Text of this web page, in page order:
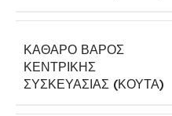
ΚΑΘΑΡΌ ΒΆΡΟΣ
ΚΕΝΤΡΙΚΉΣ
ΣΥΣΚΕΥΑΣΊΑΣ (ΚΟΎΤΑ)